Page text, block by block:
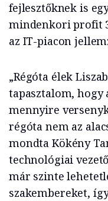
fejlesztőknek is
mindenkori profit
az IT-piacon
„Régóta élek
tapasztalom, hogy
mennyire
régóta nem az
mondta Kökény
technológiai
már szinte
szakembereket,